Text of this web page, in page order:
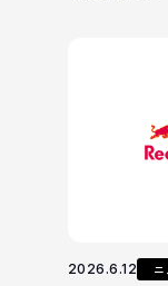
2026.6.12 ニ